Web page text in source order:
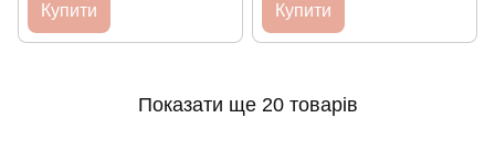
Купити Купити
Показати ще 20 товарів